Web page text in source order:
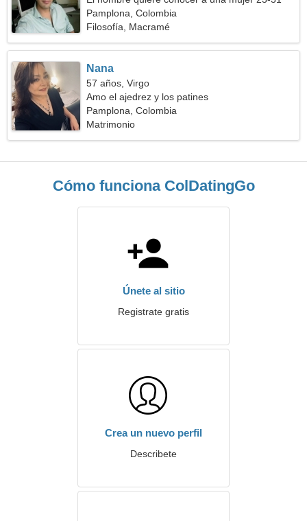
Pamplona, Colombia
Filosofía, Macramé
Nana
57 años, Virgo
Amo el ajedrez y los patines
Pamplona, Colombia
Matrimonio
Cómo funciona ColDatingGo
Únete al sitio
Registrate gratis
Crea un nuevo perfil
Describete